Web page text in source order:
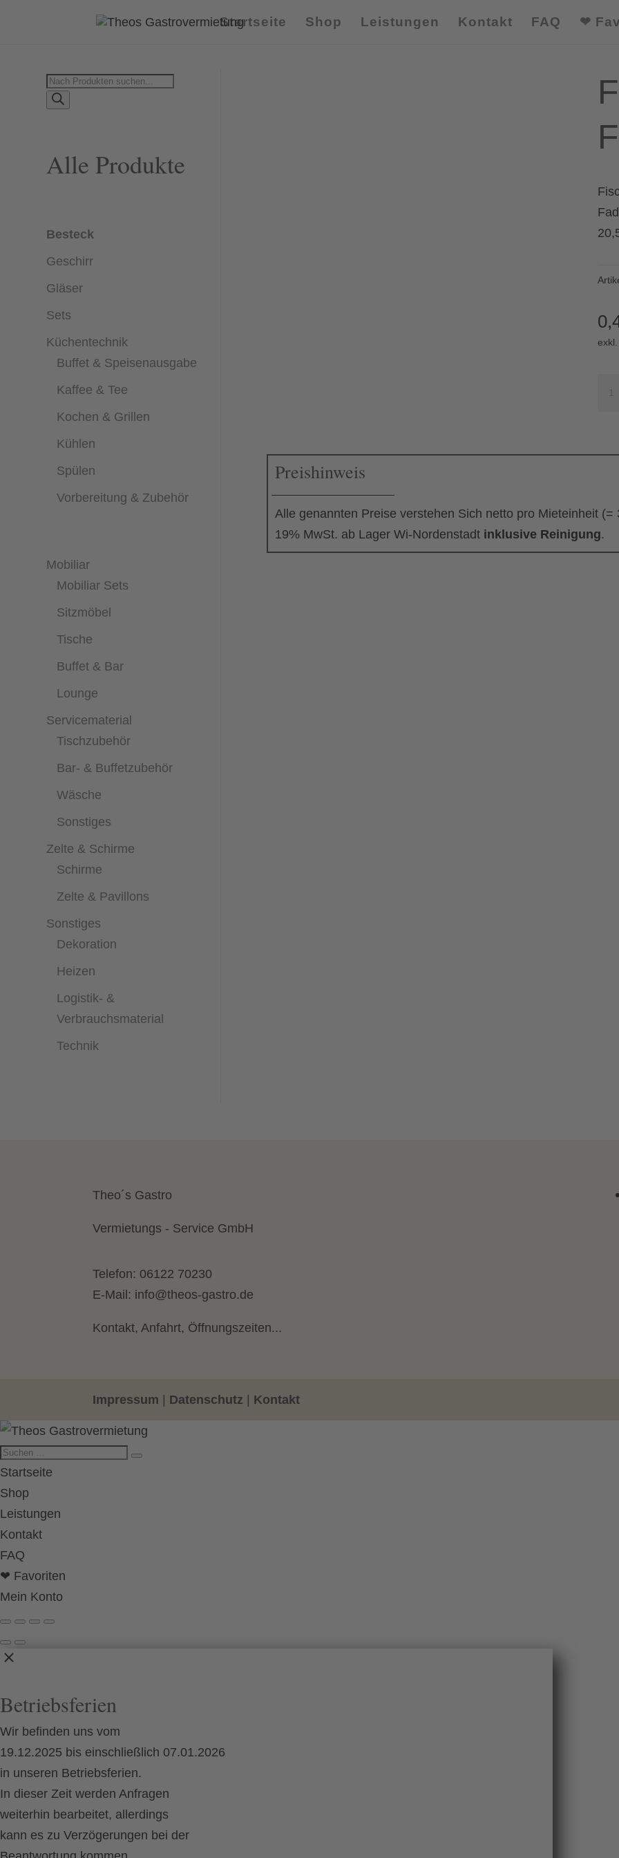
Startseite Shop Leistungen Kontakt FAQ ❤
Products
search
Alle Produkte
Besteck
Geschirr
Gläser
Sets
Küchentechnik
Buffet & Speisenausgabe
Kaffee & Tee
Kochen & Grillen
Kühlen
Spülen
Vorbereitung & Zubehör
Mobiliar
Mobiliar Sets
Sitzmöbel
Tische
Buffet & Bar
Lounge
Servicematerial
Tischzubehör
Bar- & Buffetzubehör
Wäsche
Sonstiges
Zelte & Schirme
Schirme
Zelte & Pavillons
Sonstiges
Dekoration
Heizen
Logistik- &
Verbrauchsmaterial
Technik
Preishinweis
Alle genannten Preise verstehen Sich netto pro Mieteinheit
19% MwSt. ab Lager Wi-Nordenstadt inklusive Reinigung.
Theo´s Gastro
Vermietungs - Service GmbH
Telefon: 06122 70230
E-Mail: info@theos-gastro.de
Kontakt, Anfahrt, Öffnungszeiten...
Impressum | Datenschutz | Kontakt
Startseite
Shop
Leistungen
Kontakt
FAQ
❤ Favoriten
Mein Konto
Betriebsferien
Wir befinden uns vom
19.12.2025 bis einschließlich 07.01.2026
in unseren Betriebsferien.
In dieser Zeit werden Anfragen
weiterhin bearbeitet, allerdings
kann es zu Verzögerungen bei der